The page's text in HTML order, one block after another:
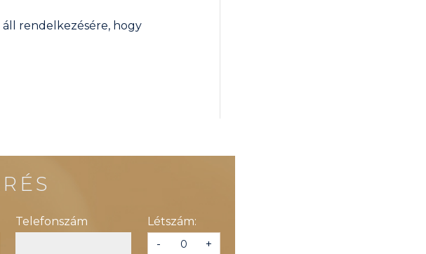
rendelkezésére, hogy
Telefonszám
Létszám:
-
+